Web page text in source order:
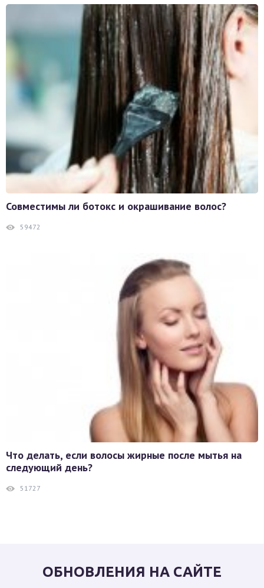
Совместимы ли ботокс и окрашивание волос?
59472
Что делать, если волосы жирные после мытья на
следующий день?
51727
ОБНОВЛЕНИЯ НА САЙТЕ